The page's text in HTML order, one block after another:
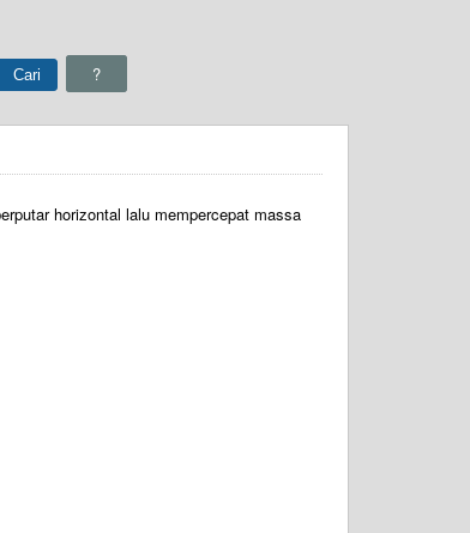
?
horizontal lalu mempercepat massa